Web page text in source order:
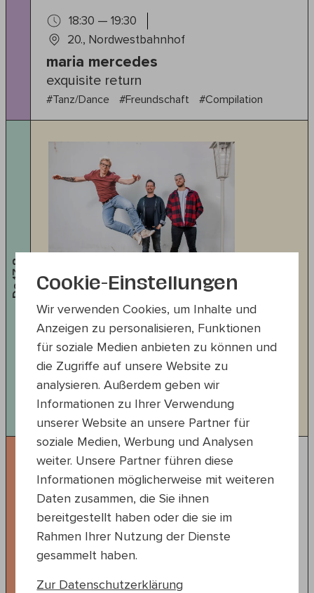
18:30 — 19:30
20., Nordwestbahnhof
maria mercedes
exquisite return
#Tanz/Dance #Freundschaft #Compilation
Do 13.8
Musik
20:00 — 21:00
20., Nordwestbahnhof
Ringelspü
Geh bitte TOUR ma amoi
#Mundart
Cookie-Einstellungen
Wir verwenden Cookies, um Inhalte und
Anzeigen zu personalisieren, Funktionen
für soziale Medien anbieten zu können und
die Zugriffe auf unsere Website zu
analysieren. Außerdem geben wir
Informationen zu Ihrer Verwendung
unserer Website an unsere Partner für
soziale Medien, Werbung und Analysen
weiter. Unsere Partner führen diese
Informationen möglicherweise mit weiteren
Daten zusammen, die Sie ihnen
bereitgestellt haben oder die sie im
Rahmen Ihrer Nutzung der Dienste
gesammelt haben.
Zur Datenschutzerklärung